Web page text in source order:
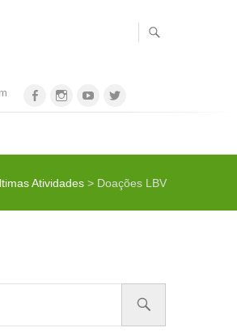
FacebookInstagram
Youtube
Atividades > Doações LBV